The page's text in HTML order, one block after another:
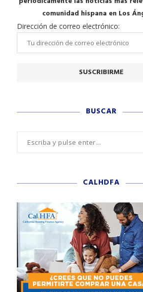
comunidad hispana en Los
Dirección de correo electrónico:
BUSCAR
CALHDFA